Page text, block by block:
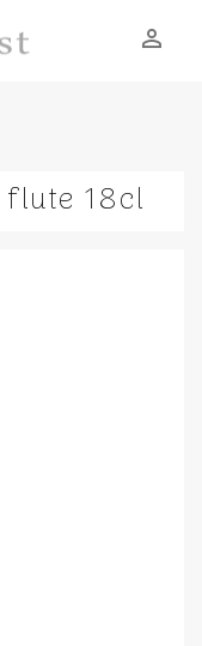
person_outline
flute 18cl